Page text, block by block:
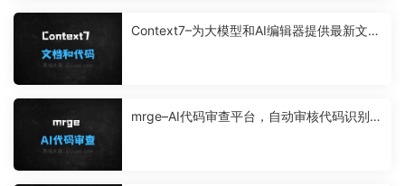
Context7–为大模型和AI编辑器提供最新文档
mrge–AI代码审查平台，自动审核代码识别问